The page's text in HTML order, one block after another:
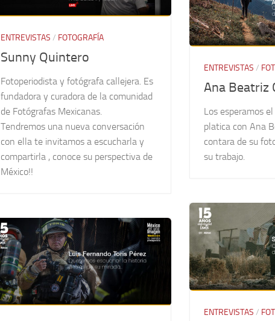
ENTREVISTAS / FOTOGRAFÍA
Sunny Quintero
Fotoperiodista y fotógrafa callejera. Es
fundadora y curadora de la comunidad
de Fotógrafas Mexicanas.
Tendremos una nueva conversación
con ella te invitamos a escucharla y
compartirla , conoce su perspectiva de
México!!
ENTREVISTAS /
Ana Beatriz
Los esperamos
platica con Ana
contara de su
su trabajo.
ENTREVISTAS /